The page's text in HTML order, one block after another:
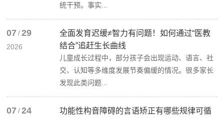
统干预。事实...
07 / 29
2026
全面发育迟缓≠智力有问题！如何通过“医教
结合”追赶生长曲线
儿童成长过程中，部分孩子会出现运动、语言、社
交、认知等多维度发展节奏偏缓的情况。很多家长
发现此类问题...
07 / 24 功能性构音障碍的言语矫正有哪些规律可循